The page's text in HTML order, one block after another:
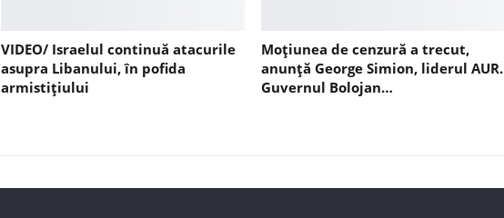
VIDEO/ Israelul continuă atacurile
asupra Libanului, în pofida
armistițiului
Moțiunea de cenzură a trecut,
anunță George Simion, liderul AUR.
Guvernul Bolojan…